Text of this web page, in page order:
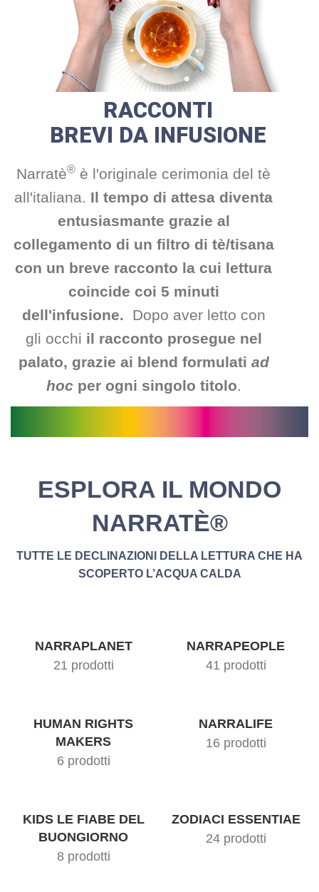
RACCONTI
BREVI DA INFUSIONE
Narratè® è l'originale cerimonia del tè
all'italiana. Il tempo di attesa diventa
entusiasmante grazie al
collegamento di un filtro di tè/tisana
con un breve racconto la cui lettura
coincide coi 5 minuti
dell'infusione.
Dopo aver letto con
gli occhi il racconto prosegue nel
palato, grazie ai blend formulati ad
hocper ogni singolo titolo.
ESPLORA IL MONDO
NARRATÈ®
TUTTE LE DECLINAZIONI DELLA LETTURA CHE HA
SCOPERTO L’ACQUA CALDA
NARRAPLANET
21 prodotti
NARRAPEOPLE
41 prodotti
HUMAN RIGHTS
MAKERS
6 prodotti
NARRALIFE
16 prodotti
KIDS LE FIABE DEL
BUONGIORNO
8 prodotti
ZODIACI ESSENTIAE
24 prodotti